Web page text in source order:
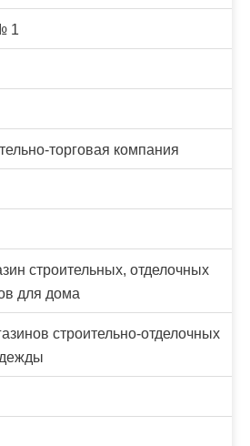
1
торговая компания
строительных, отделочных
для дома
строительно-отделочных